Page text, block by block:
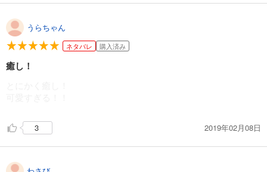
うらちゃん
ネタバレ 購入済み
癒し！
3 2019年02月08日